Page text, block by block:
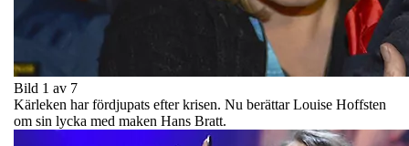
Bild 1 av 7
Kärleken har fördjupats efter krisen. Nu berättar Louise Hoffsten
om sin lycka med maken Hans Bratt.